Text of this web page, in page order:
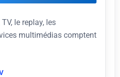
le replay, les
multimédias comptent